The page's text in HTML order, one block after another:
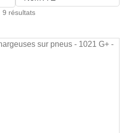
9 résultats